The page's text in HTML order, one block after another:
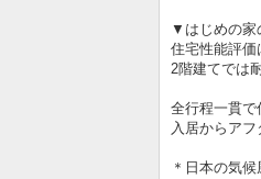
▼はじめの家
住宅性能評価
2階建てでは
全行程一貫で
入居からア
＊日本の気